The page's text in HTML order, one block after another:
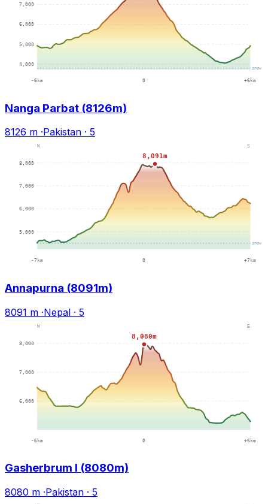
Nanga Parbat (8126m)
8126 m ·Pakistan · 5
Annapurna (8091m)
8091 m ·Nepal · 5
Gasherbrum I (8080m)
8080 m ·Pakistan · 5